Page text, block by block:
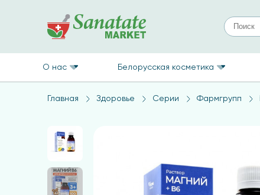
О нас Белорусская косметика
Главная Здоровье Серии Фармгрупп